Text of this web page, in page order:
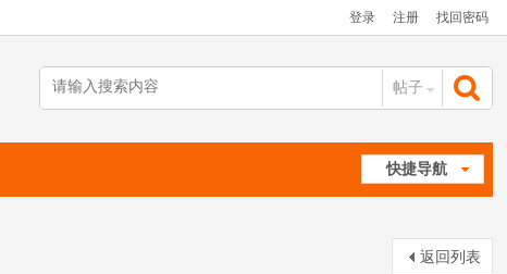
登录 注册 找回密码
帖子
快捷导航
返回列表